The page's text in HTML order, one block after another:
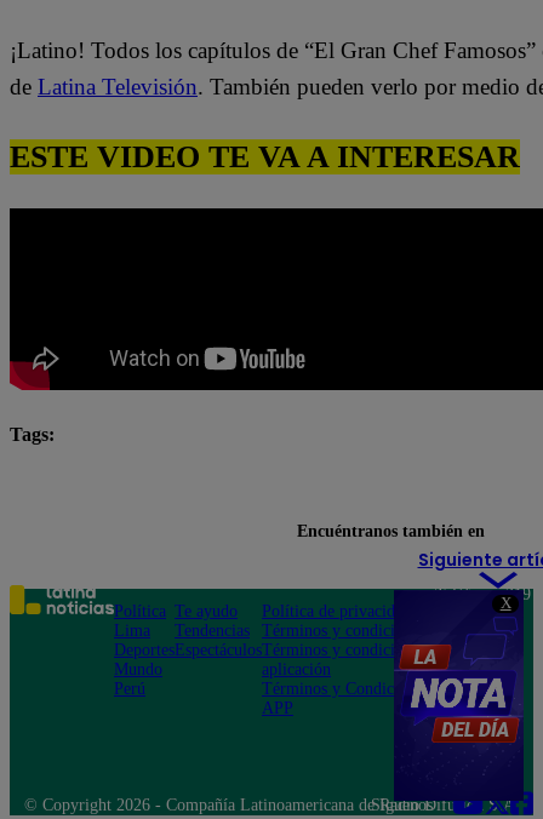
X
¡Latino! Todos los capítulos de “El Gran Chef
de Latina Televisión. También pueden verlo por medio
ESTE VIDEO TE VA A INTERESAR
Tags:
Siguiente
Encuéntranos también en
Política
Lima
Deportes
Mundo
Perú
Te ayudo
Tendencias
Espectáculos
Política de privacidad
Términos y condiciones
Términos y condiciones
aplicación
Términos y Condiciones
APP
Teléfono: 219
Av. San
Felipe 968
Jesús María
© Copyright 2026 - Compañía Latinoamericana de Radio Difusión S.A.
Síguenos